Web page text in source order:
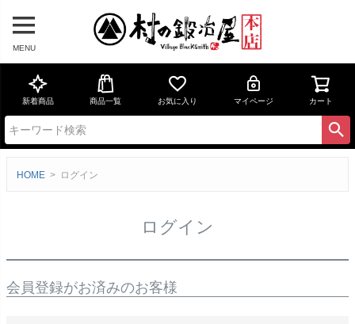
MENU
新着商品 商品一覧 お気に入り マイページ カート
HOME ログイン
ログイン
会員登録がお済みのお客様